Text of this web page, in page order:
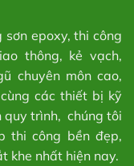
epoxy, thi công
thông, kẻ vạch,
chuyên môn cao,
các thiết bị kỹ
quy trình, chúng tôi
thi công bền đẹp,
khe nhất hiện nay.